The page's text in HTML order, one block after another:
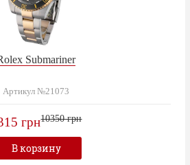
Submariner
Артикул №21073
грн10350 грн
В корзину